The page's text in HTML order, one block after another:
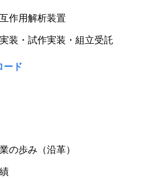
作用解析装置
装・試作実装・組立受託
ード
の歩み（沿革）